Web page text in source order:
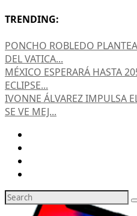
TRENDING:
PONCHO ROBLEDO
DEL VATICA...
MÉXICO ESPERARÁ HASTA
ECLIPSE...
IVONNE ÁLVAREZ IMPULSA
SE VE MEJ...